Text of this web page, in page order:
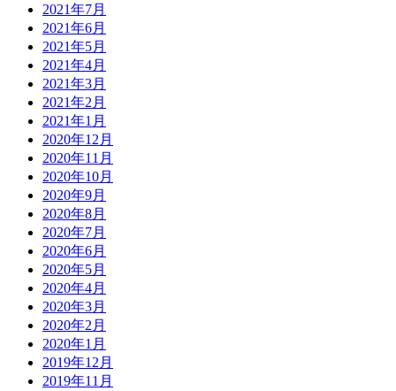
2021年7月
2021年6月
2021年5月
2021年4月
2021年3月
2021年2月
2021年1月
2020年12月
2020年11月
2020年10月
2020年9月
2020年8月
2020年7月
2020年6月
2020年5月
2020年4月
2020年3月
2020年2月
2020年1月
2019年12月
2019年11月